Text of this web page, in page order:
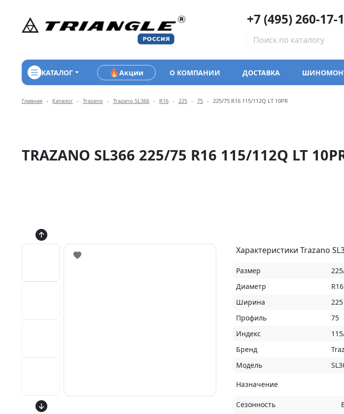
+7 (495) 260-17-
КАТАЛОГ Акции О КОМПАНИИ ДОСТАВКА
Навигация по разделам модели Trazano
Главная Каталог Trazano Trazano SL366 R16 225 75 225/75 R16 115/112Q LT 10PR
TRAZANO SL366 225/75 R16 115/112Q LT
Характеристики Trazano
Размер
Диаметр
R16
Ширина
225
Профиль
75
Индекс
Бренд
Модель
Назначение
Сезонность